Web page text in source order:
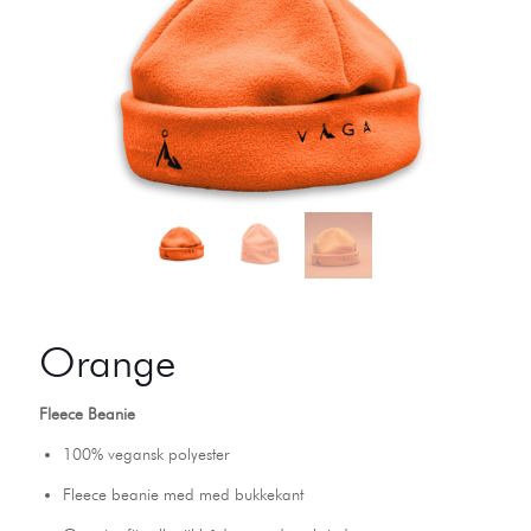
Orange
Fleece Beanie
100% vegansk polyester
Fleece beanie med med bukkekant